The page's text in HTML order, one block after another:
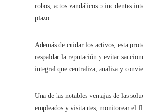
robos, actos vandálicos o incidentes
plazo.
Además de cuidar los activos, esta
respaldar la reputación y evitar
integral que centraliza, analiza y
Una de las notables ventajas de las
empleados y visitantes, monitorear el